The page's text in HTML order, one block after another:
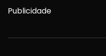
Publicidade